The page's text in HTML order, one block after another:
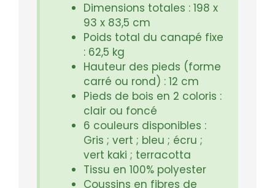
Dimensions totales : 198 x
93 x 83,5 cm
Poids total du canapé fixe
: 62,5 kg
Hauteur des pieds (forme
carré ou rond) : 12 cm
Pieds de bois en 2 coloris :
clair ou foncé
6 couleurs disponibles :
Gris ; vert ; bleu ; écru ;
vert kaki ; terracotta
Tissu en 100% polyester
Coussins en fibres de